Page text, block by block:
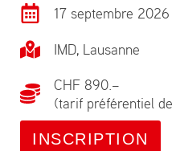
17 septembre 2026
IMD, Lausanne
CHF 890.–
(tarif préférentiel
INSCRIPTION